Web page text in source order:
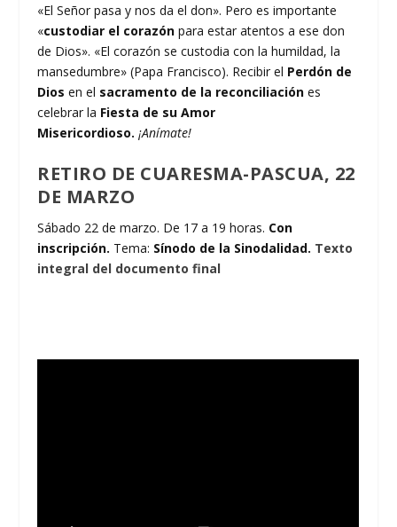
«El Señor pasa y nos da el don». Pero es importante
«custodiar el corazón para estar atentos a ese don
de Dios». «El corazón se custodia con la humildad, la
mansedumbre» (Papa Francisco). Recibir el Perdón de
Dios en el sacramento de la reconciliación es
celebrar la Fiesta de su Amor
Misericordioso. ¡Anímate!
RETIRO DE CUARESMA-PASCUA, 22
DE MARZO
Sábado 22 de marzo. De 17 a 19 horas. Con
inscripción. Tema: Sínodo de la Sinodalidad. Texto
integral del documento final